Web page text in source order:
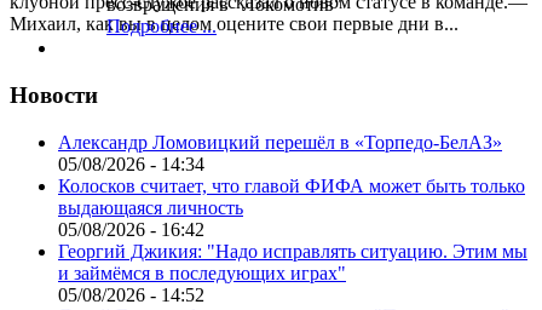
Михаил, как вы в целом оцените свои первые дни в...
возвращения в "Локомотив"
Подробнее ...
Новости
Александр Ломовицкий перешёл в «Торпедо-БелАЗ»
05/08/2026 - 14:34
Колосков считает, что главой ФИФА может быть только
выдающаяся личность
05/08/2026 - 16:42
Георгий Джикия: "Надо исправлять ситуацию. Этим мы
и займёмся в последующих играх"
05/08/2026 - 14:52